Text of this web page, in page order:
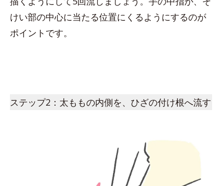
けい部の中心に当たる位置にくるようにするのが
ポイントです。
ステップ2：太ももの内側を、ひざの付け根へ流す